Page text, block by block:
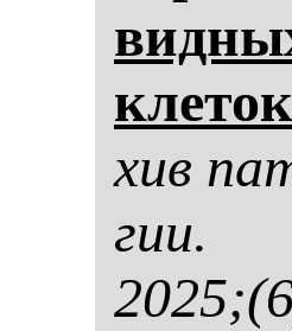
хив
гии.